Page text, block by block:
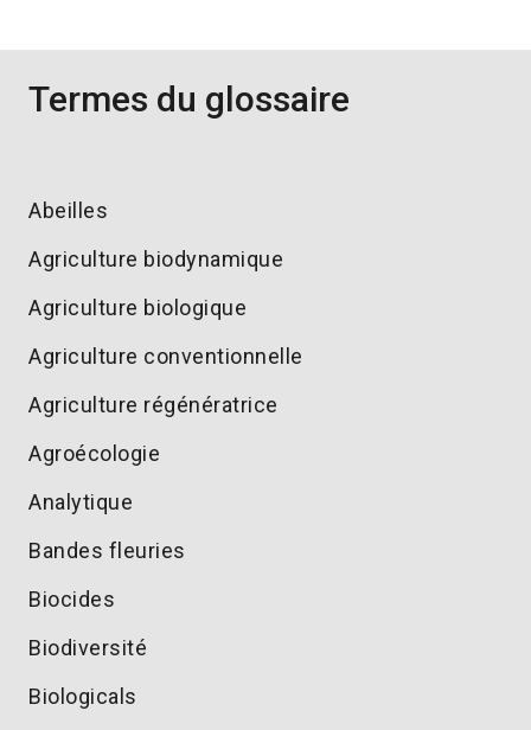
Termes du glossaire
Abeilles
Agriculture biodynamique
Agriculture biologique
Agriculture conventionnelle
Agriculture régénératrice
Agroécologie
Analytique
Bandes fleuries
Biocides
Biodiversité
Biologicals